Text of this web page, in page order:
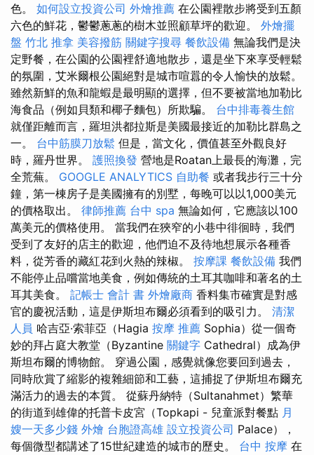
色。 如何設立投資公司 外燴推薦 在公園裡散步將受到五顏
六色的鮮花，鬱鬱蔥蔥的樹木並照顧草坪的歡迎。 外燴擺
盤 竹北 推拿 美容撥筋 關鍵字搜尋 餐飲設備 無論我們是決
定野餐，在公園的公園裡舒適地散步，還是坐下來享受輕鬆
的氛圍，艾米爾根公園絕對是城市喧囂的令人愉快的放鬆。
雖然新鮮的魚和龍蝦是最明顯的選擇，但不要被當地加勒比
海食品（例如貝類和椰子麵包）所欺騙。 台中排毒養生館
就僅距離而言，羅坦洪都拉斯是美國最接近的加勒比群島之
一。 台中筋膜刀放鬆 但是，當文化，價值甚至外觀良好
時，羅丹世界。 護照換發 營地是Roatan上最長的海灘，完
全荒蕪。 GOOGLE ANALYTICS 自助餐 或者我步行三十分
鐘，第一棟房子是美國擁有的別墅，每晚可以以1,000美元
的價格取出。 律師推薦 台中 spa 無論如何，它應該以100
萬美元的價格使用。 當我們在狹窄的小巷中徘徊時，我們
受到了友好的店主的歡迎，他們迫不及待地想展示各種香
料，從芳香的藏紅花到火熱的辣椒。 按摩課 餐飲設備 我們
不能停止品嚐當地美食，例如傳統的土耳其咖啡和著名的土
耳其美食。 記帳士 會計 書 外燴廠商 香料集市確實是對感
官的慶祝活動，這是伊斯坦布爾必須看到的吸引力。 清潔
人員 哈吉亞·索菲亞（Hagia 按摩 推薦 Sophia）從一個奇
妙的拜占庭大教堂（Byzantine 關鍵字 Cathedral）成為伊
斯坦布爾的博物館。 穿過公園，感覺就像您要回到過去，
同時欣賞了縮影的複雜細節和工藝，這捕捉了伊斯坦布爾充
滿活力的過去的本質。 從蘇丹納特（Sultanahmet）繁華
的街道到雄偉的托普卡皮宮（Topkapi - 兒童派對餐點 月
嫂一天多少錢 外燴 台胞證高雄 設立投資公司 Palace），
每個微型都講述了15世紀建造的城市的歷史。 台中 按摩 在